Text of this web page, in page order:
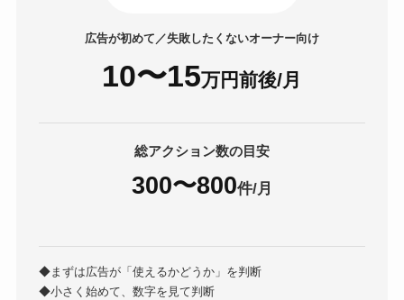
広告が初めて／失敗したくないオーナー向け
10〜15万円前後/月
総アクション数の目安
300〜800件/月
◆まずは広告が「使えるかどうか」を判断
◆小さく始めて、数字を見て判断